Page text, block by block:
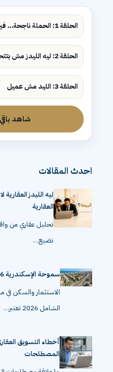
الحلقة 1: الحملة ناجحة... فين البيع؟
الحلقة 2: ليه الليدز مش بتتحول لمبيعات؟
الحلقة 3: الليد مش عميل
شاهد
احدث المقالات
ليه الليدز
العقارية
تحليل عقاري من
تضيع…
سموحة الإسكندرية 2026 | تحديث الأسعار والمشاريع
الاستثمار والسكن في
الشامل 2026 تعتبر…
أخطاء التسويق
المصطلحات